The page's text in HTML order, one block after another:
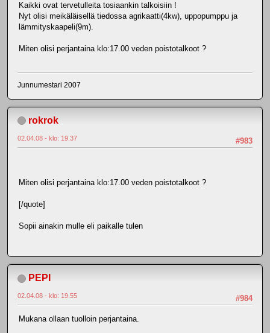
Kaikki ovat tervetulleita tosiaankin talkoisiin !
Nyt olisi meikäläisellä tiedossa agrikaatti(4kw), uppopumppu ja
lämmityskaapeli(9m).
Miten olisi perjantaina klo:17.00 veden poistotalkoot ?
Junnumestari 2007
rokrok
#983
02.04.08 - klo: 19.37
Miten olisi perjantaina klo:17.00 veden poistotalkoot ?
[/quote]
Sopii ainakin mulle eli paikalle tulen
PEPI
#984
02.04.08 - klo: 19.55
Mukana ollaan tuolloin perjantaina.